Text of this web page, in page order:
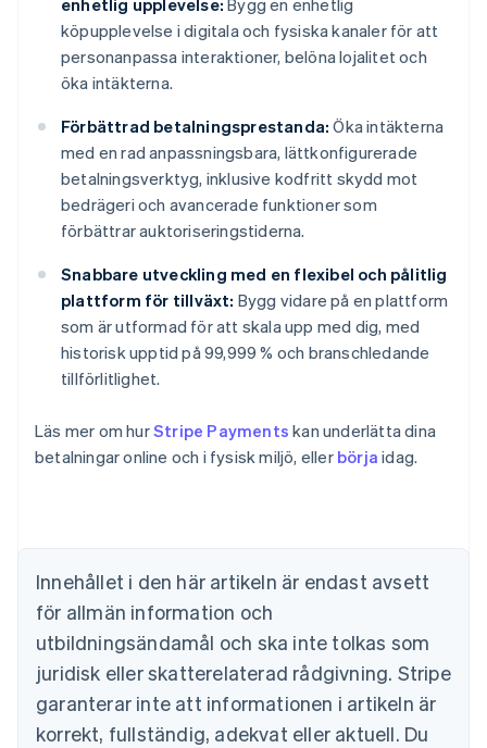
enhetlig upplevelse: Bygg en enhetlig
köpupplevelse i digitala och fysiska kanaler för att
personanpassa interaktioner, belöna lojalitet och
öka intäkterna.
Förbättrad betalningsprestanda: Öka intäkterna
med en rad anpassningsbara, lättkonfigurerade
betalningsverktyg, inklusive kodfritt skydd mot
bedrägeri och avancerade funktioner som
förbättrar auktoriseringstiderna.
Snabbare utveckling med en flexibel och pålitlig
plattform för tillväxt: Bygg vidare på en plattform
som är utformad för att skala upp med dig, med
historisk upptid på 99,999 % och branschledande
tillförlitlighet.
Läs mer om hurStripe Payments kan underlätta dina
betalningar online och i fysisk miljö, eller börja idag.
Innehållet i den här artikeln är endast avsett
för allmän information och
utbildningsändamål och ska inte tolkas som
juridisk eller skatterelaterad rådgivning. Stripe
garanterar inte att informationen i artikeln är
korrekt, fullständig, adekvat eller aktuell. Du
Australien
Brasilien
PortuguêsEnglish
Bulgarien
English
Cypern
Danmark
English
Estland